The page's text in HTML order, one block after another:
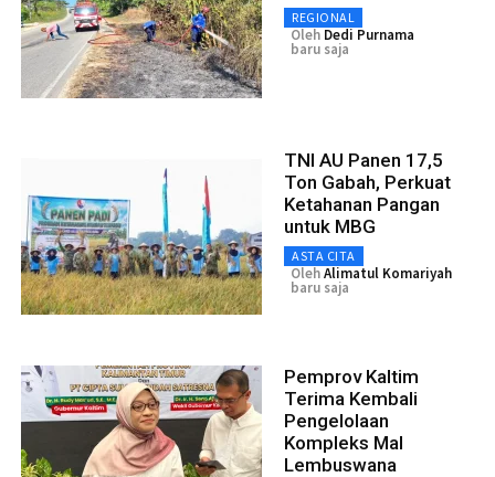
REGIONAL
Oleh Dedi Purnama
baru saja
TNI AU Panen 17,5
Ton Gabah, Perkuat
Ketahanan Pangan
untuk MBG
ASTA CITA
OlehAlimatul Komariyah
baru saja
Pemprov Kaltim
Terima Kembali
Pengelolaan
Kompleks Mal
Lembuswana